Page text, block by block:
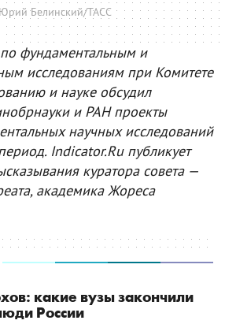
Белинский/ТАСС
фундаментальным и
исследованиям при Комитете
и науке обсудил
и РАН проекты
научных исследований
Indicator.Ru публикует
куратора совета —
академика Жореса
какие вузы закончили
России